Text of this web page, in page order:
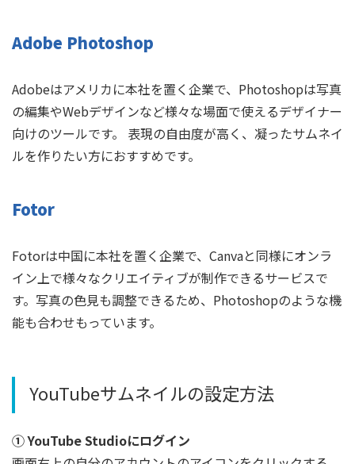
Adobe Photoshop
Adobeはアメリカに本社を置く企業で、Photoshopは写真
の編集やWebデザインなど様々な場面で使えるデザイナー
向けのツールです。 表現の自由度が高く、凝ったサムネイ
ルを作りたい方におすすめです。
Fotor
Fotorは中国に本社を置く企業で、Canvaと同様にオンラ
イン上で様々なクリエイティブが制作できるサービスで
す。写真の色見も調整できるため、Photoshopのような機
能も合わせもっています。
YouTubeサムネイルの設定方法
① YouTube Studioにログイン